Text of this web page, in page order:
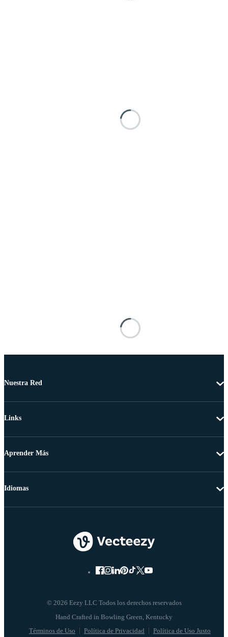
Nuestra Red
Links
Aprender Más
© 2026 Eezy LLC Todos los derechos reservados
Términos de Uso Política de Privacidad Política de Uso Justo
Idiomas